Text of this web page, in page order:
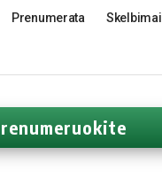
Prenumerata Skelbimai